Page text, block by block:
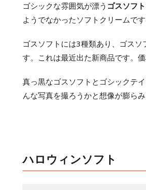
ゴシックな雰囲気が漂う ゴスソフト
ようでなかったソフトクリームで
ゴスソフトには3種類あり、ゴス
す。これは最近出た新商品です。
真っ黒なゴスソフトとゴシックテ
んな写真を撮ろうかと想像が膨ら
ハロウィンソフト